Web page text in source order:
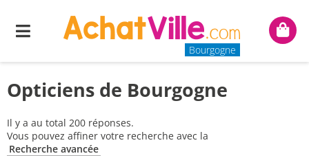
Menu
Bourgogne
Mon
Opticiens de Bourgogne
Il y a au total 200 réponses.
Vous pouvez affiner votre recherche avec la
Recherche avancée